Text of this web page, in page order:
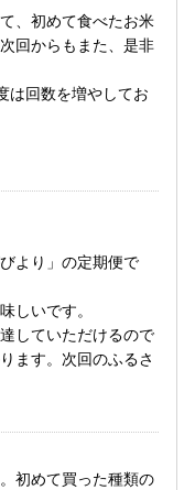
、初めて食べたお米
回からもまた、是非
は回数を増やしてお
より」の定期便で
しいです。
していただけるので
ます。次回のふるさ
初めて買った種類の